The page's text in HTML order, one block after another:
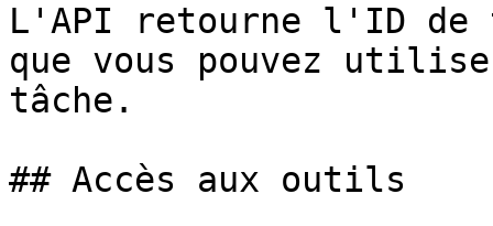
L'API retourne l'ID de
que vous pouvez
tâche.
## Accès aux outils